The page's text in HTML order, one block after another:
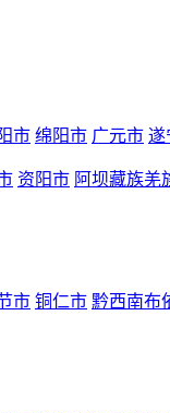
市 绵阳市 广元市 遂
资阳市 阿坝藏族羌
市 铜仁市 黔西南布